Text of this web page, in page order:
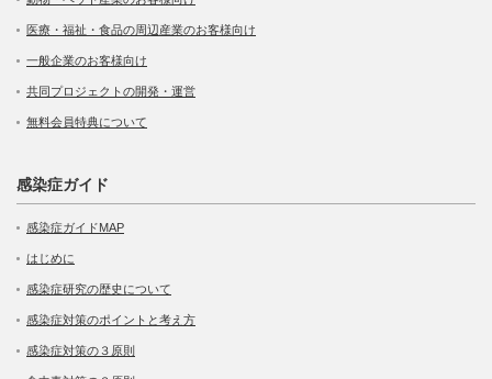
医療・福祉・食品の周辺産業のお客様向け
一般企業のお客様向け
共同プロジェクトの開発・運営
無料会員特典について
感染症ガイド
感染症ガイドMAP
はじめに
感染症研究の歴史について
感染症対策のポイントと考え方
感染症対策の３原則